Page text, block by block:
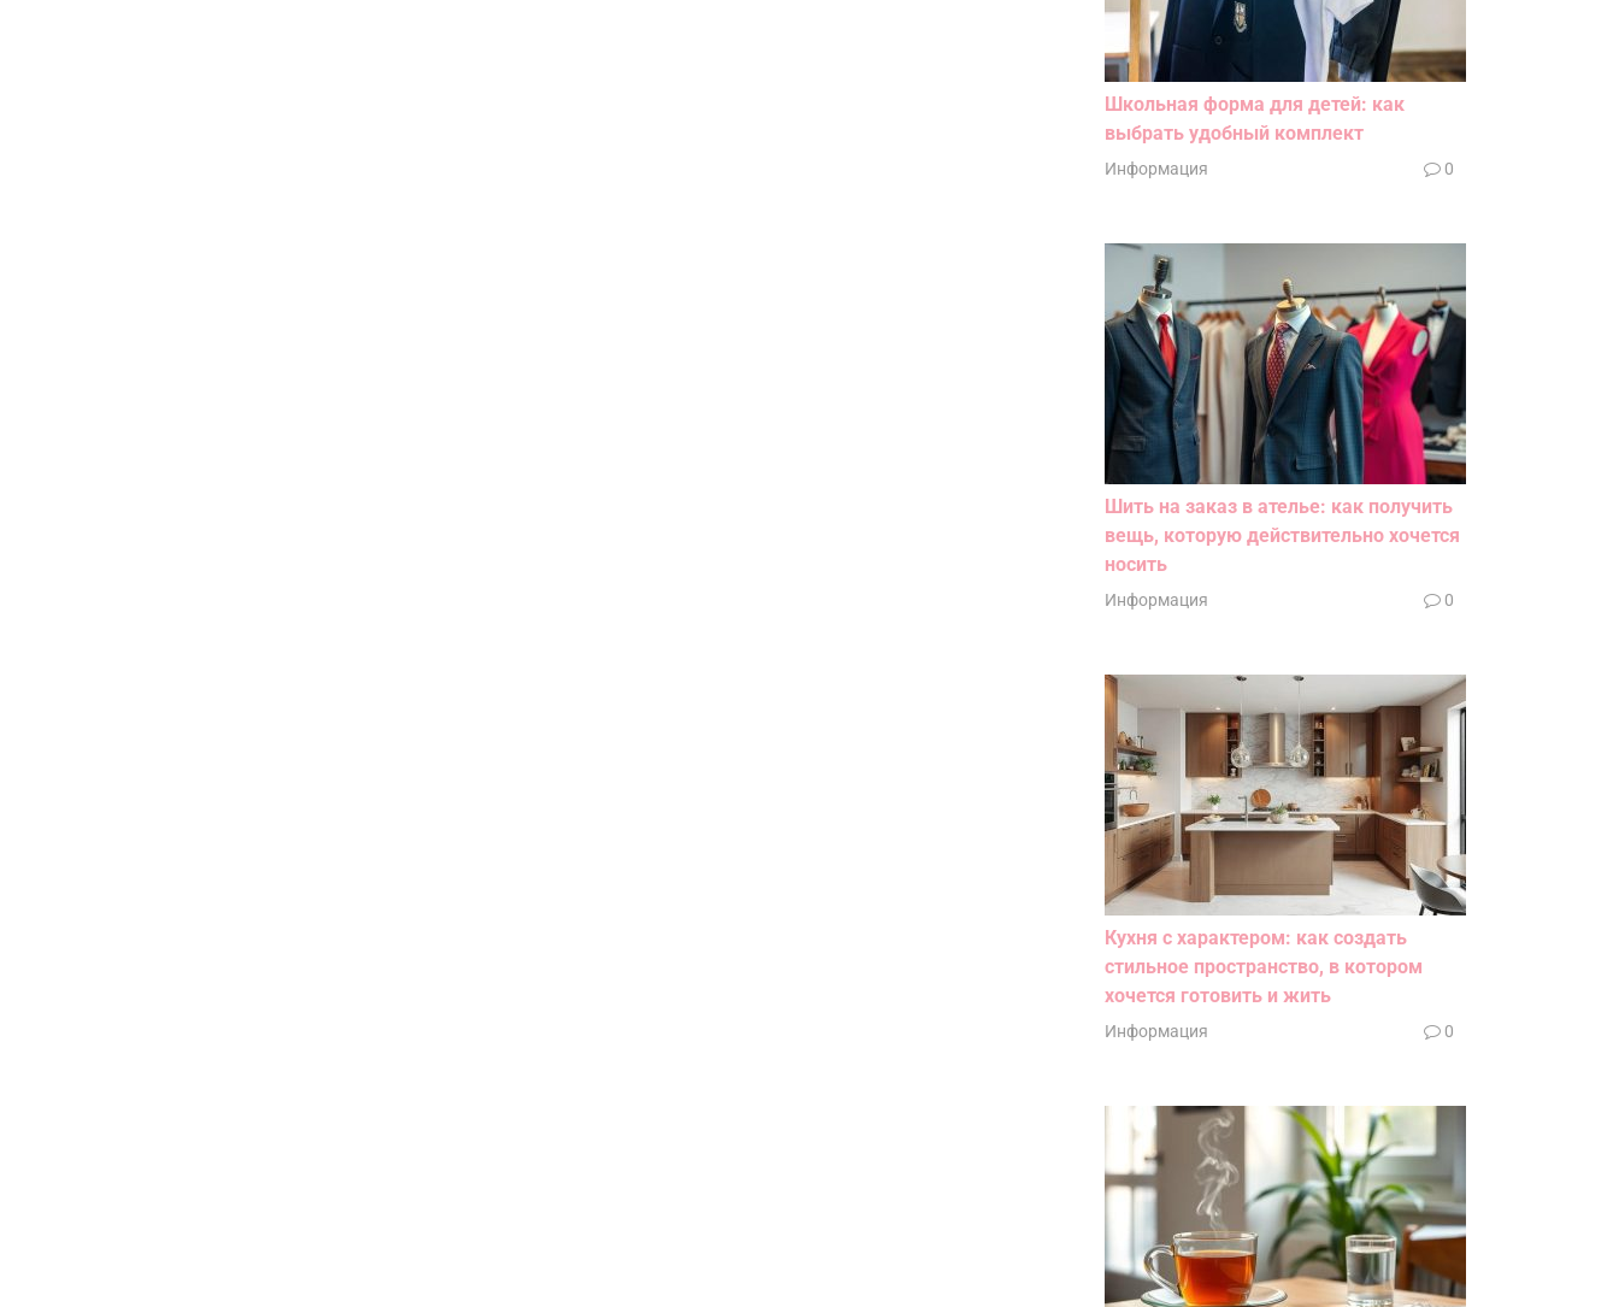
Школьная форма для детей: как
выбрать удобный комплект
Информация 0
Шить на заказ в ателье: как получить
вещь, которую действительно хочется
носить
Информация 0
Кухня с характером: как создать
стильное пространство, в котором
хочется готовить и жить
Информация 0